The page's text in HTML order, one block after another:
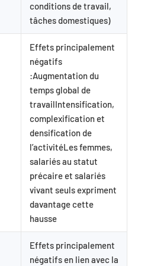
conditions de travail,
tâches domestiques)
Effets principalement
négatifs
:Augmentation du
temps global de
travailIntensification,
complexification et
densification de
l’activitéLes femmes,
salariés au statut
précaire et salariés
vivant seuls expriment
davantage cette
hausse
Effets principalement
négatifs en lien avec la